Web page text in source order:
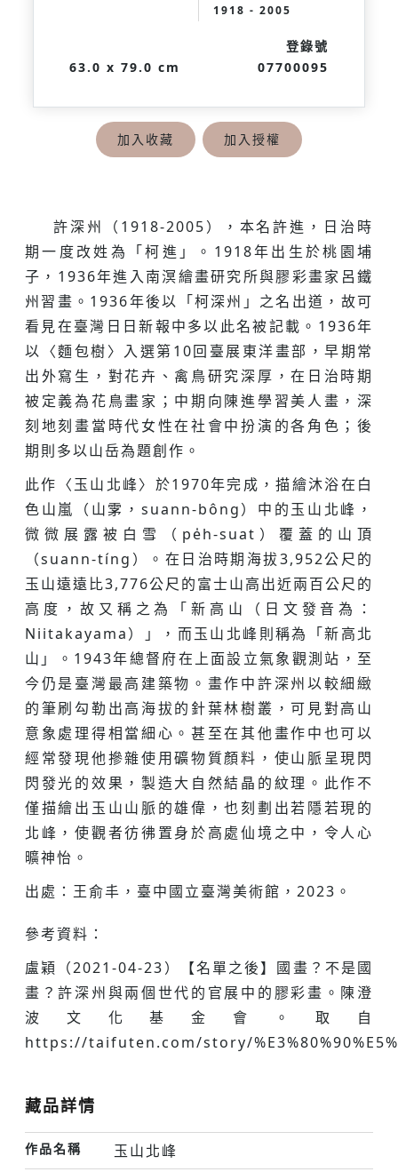
1918 - 2005
63.0 x 79.0 cm
登錄號
07700095
加入收藏 加入授權
許深州（1918-2005），本名許進，日治時
期一度改姓為「柯進」。1918年出生於桃園埔
子，1936年進入南溟繪畫研究所與膠彩畫家呂鐵
州習畫。1936年後以「柯深州」之名出道，故可
看見在臺灣日日新報中多以此名被記載。1936年
以〈麵包樹〉入選第10回臺展東洋畫部，早期常
出外寫生，對花卉、禽鳥研究深厚，在日治時期
被定義為花鳥畫家；中期向陳進學習美人畫，深
刻地刻畫當時代女性在社會中扮演的各角色；後
期則多以山岳為題創作。
此作〈玉山北峰〉於1970年完成，描繪沐浴在白
色山嵐（山雺，suann-bông）中的玉山北峰，
微微展露被白雪（pe̍h-suat）覆蓋的山頂
（suann-tíng）。在日治時期海拔3,952公尺的
玉山遠遠比3,776公尺的富士山高出近兩百公尺的
高度，故又稱之為「新高山（日文發音為：
Niitakayama）」，而玉山北峰則稱為「新高北
山」。1943年總督府在上面設立氣象觀測站，至
今仍是臺灣最高建築物。畫作中許深州以較細緻
的筆刷勾勒出高海拔的針葉林樹叢，可見對高山
意象處理得相當細心。甚至在其他畫作中也可以
經常發現他摻雜使用礦物質顏料，使山脈呈現閃
閃發光的效果，製造大自然結晶的紋理。此作不
僅描繪出玉山山脈的雄偉，也刻劃出若隱若現的
北峰，使觀者彷彿置身於高處仙境之中，令人心
曠神怡。
出處：王俞丰，臺中國立臺灣美術館，2023。
參考資料：
盧穎（2021-04-23）【名單之後】國畫？不是國
畫？許深州與兩個世代的官展中的膠彩畫。陳澄
波文化基金會。取自
https://taifuten.com/story/
藏品詳情
作品名稱 玉山北峰